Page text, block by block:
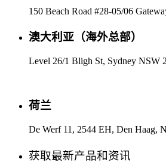
150 Beach Road #28-05/06
澳大利亚（海外总部）
Level 26/1 Bligh St, Sydney NSW
荷兰
De Werf 11, 2544 EH, Den Haag,
获取最新产品和资讯